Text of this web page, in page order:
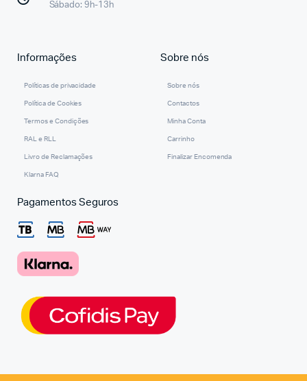
Sábado: 9h-13h
Informações
Políticas de privacidade
Política de Cookies
Termos e Condições
RAL e RLL
Livro de Reclamações
Klarna FAQ
Sobre nós
Sobre nós
Contactos
Minha Conta
Carrinho
Finalizar Encomenda
Pagamentos Seguros